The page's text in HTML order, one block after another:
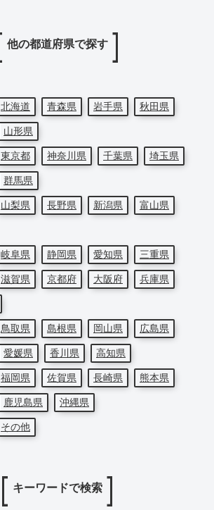
他の都道府県で探す
北海道 青森県 岩手県
秋田県
山形県
東京都 神奈川県 千葉県
埼玉県
群馬県
山梨県 長野県 新潟県
富山県
岐阜県 静岡県 愛知県
三重県
滋賀県 京都府 大阪府
兵庫県
鳥取県 島根県 岡山県
広島県
愛媛県 香川県
高知県
福岡県 佐賀県 長崎県
熊本県
鹿児島県
沖縄県
その他
キーワードで検索